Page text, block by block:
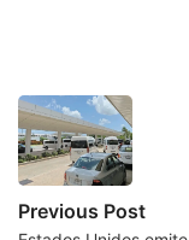
Previous Post